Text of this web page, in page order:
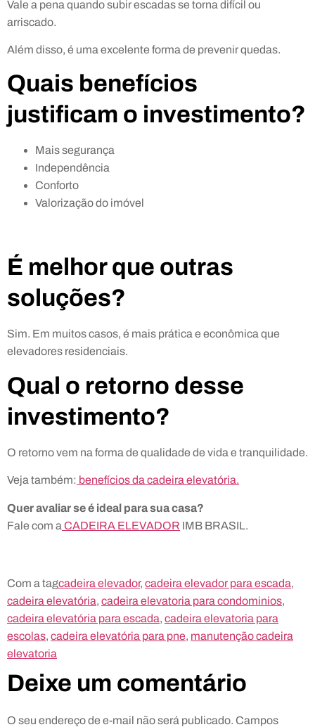
Vale a pena quando subir escadas se torna difícil ou
arriscado.
Além disso, é uma excelente forma de prevenir quedas.
Quais benefícios
justificam o investimento?
Mais segurança
Independência
Conforto
Valorização do imóvel
É melhor que outras
soluções?
Sim. Em muitos casos, é mais prática e econômica que
elevadores residenciais.
Qual o retorno desse
investimento?
O retorno vem na forma de qualidade de vida e tranquilidade.
Veja também: benefícios da cadeira elevatória.
Quer avaliar se é ideal para sua casa?
Fale com a CADEIRA ELEVADOR IMB BRASIL.
Com a tagcadeira elevador, cadeira elevador para escada,
cadeira elevatória, cadeira elevatoria para condominios,
cadeira elevatória para escada, cadeira elevatoria para
escolas, cadeira elevatória para pne, manutenção cadeira
elevatoria
Deixe um comentário
O seu endereço de e-mail não será publicado. Campos